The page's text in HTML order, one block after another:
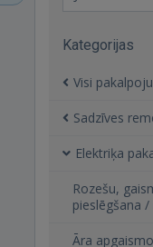
Kategorijas
Visi
Sadzīves
Elektriķa
Rozešu,
pieslēgšana
Āra